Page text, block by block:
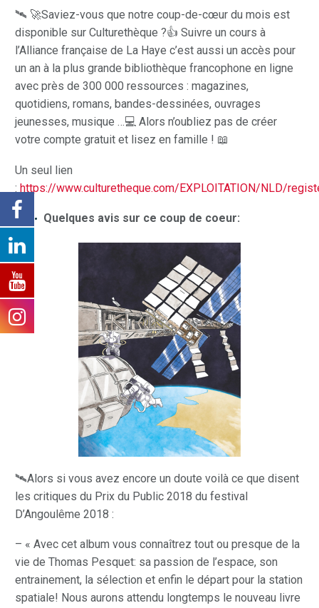
🛰️ 🚀Saviez-vous que notre coup-de-cœur du mois est
disponible sur Culturethèque ?👍 Suivre un cours à
l’Alliance française de La Haye c’est aussi un accès pour
un an à la plus grande bibliothèque francophone en ligne
avec près de 300 000 ressources : magazines,
quotidiens, romans, bandes-dessinées, ouvrages
jeunesses, musique …💻 Alors n’oubliez pas de créer
votre compte gratuit et lisez en famille ! 📖
Un seul lien
: https://www.culturetheque.com/EXPLOITATION/NLD/
Quelques avis sur ce coup de coeur:
🛰️Alors si vous avez encore un doute voilà ce que disent
les critiques du Prix du Public 2018 du festival
D’Angoulême 2018 :
– « Avec cet album vous connaîtrez tout ou presque de la
vie de Thomas Pesquet: sa passion de l’espace, son
entrainement, la sélection et enfin le départ pour la station
spatiale! Nous aurons attendu longtemps le nouveau livre